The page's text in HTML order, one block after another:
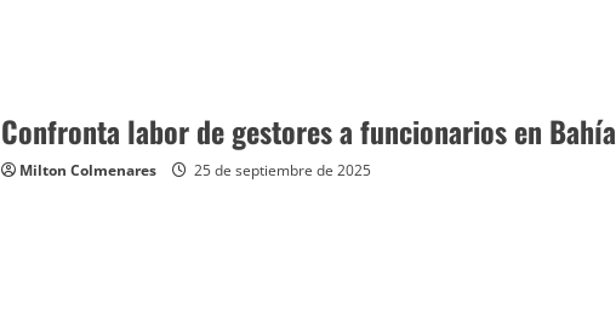
Confronta labor de gestores a funcionarios en Bahía
Milton Colmenares 25 de septiembre de 2025